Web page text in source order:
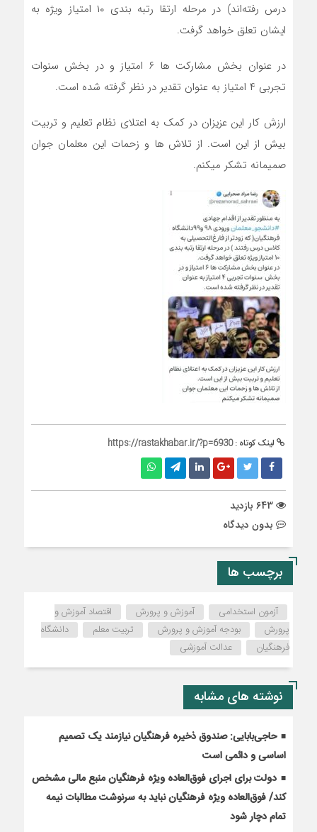
درس رفته‌اند) در مرحله ارتقا رتبه بندی ۱۰ امتیاز ویژه به
ایشان تعلق خواهد گرفت.
در عنوان بخش مشارکت ها ۶ امتیاز و در بخش سنوات
تجربی ۴ امتیاز به عنوان تقدیر در نظر گرفته شده است.
ارزش کار این عزیزان در کمک به اعتلای نظام تعلیم و تربیت
بیش از این است. از تلاش ها و زحمات این معلمان جوان
صمیمانه تشکر میکنم.
لینک کوتاه :https://rastakhabar.ir/?p=6930
بدون دیدگاه
برچسب ها
آزمون استخدامی آموزش و پرورش
اقتصاد آموزش و
پرورش
بودجه آموزش و پرورش تربیت معلم
دانشگاه
فرهنگیان
عدالت آموزشی
نوشته های مشابه
حاجی‌بابایی: صندوق ذخیره فرهنگیان نیازمند یک تصمیم
اساسی و دائمی است
دولت برای اجرای فوق‌العاده ویژه فرهنگیان منبع مالی مشخص
کند/ فوق‌العاده ویژه فرهنگیان نباید به سرنوشت مطالبات نیمه‌
تمام دچار شود